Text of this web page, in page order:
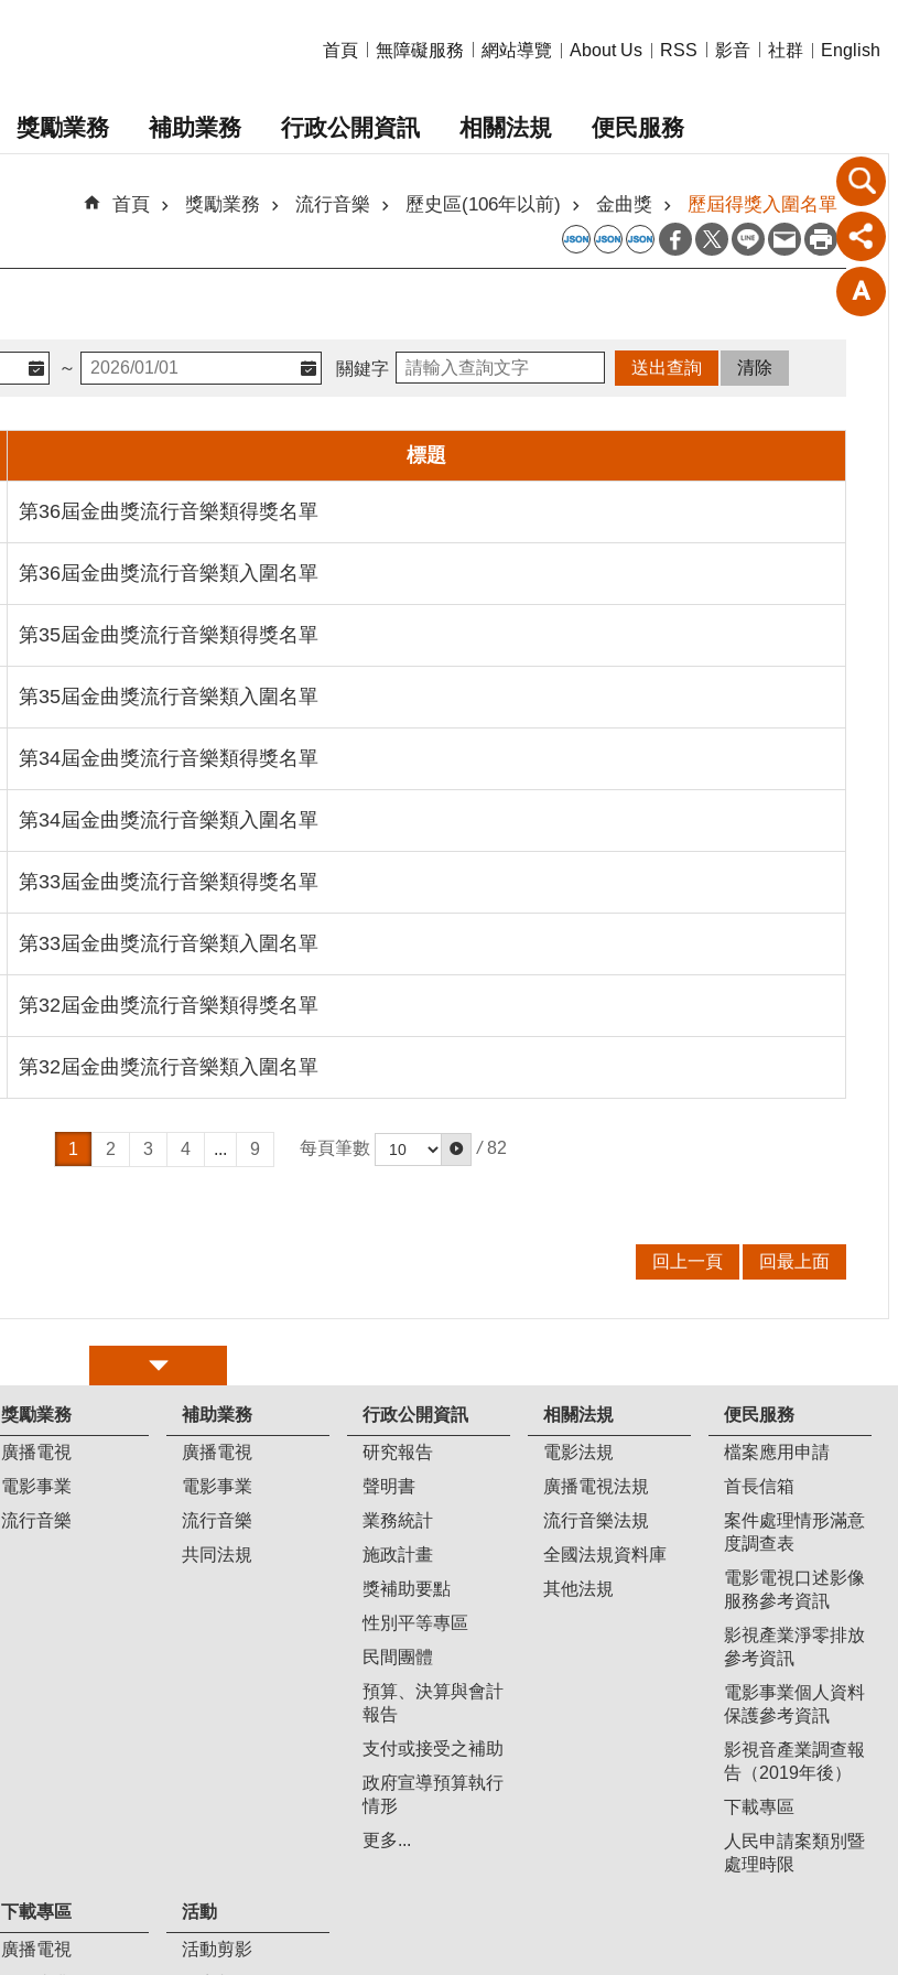
首頁 無障礙服務 網站導覽 About Us RSS 影音 社群 English
獎勵業務 補助業務 行政公開資訊 相關法規 便民服務
首頁 獎勵業務 流行音樂 歷史區(106年以前) 金曲獎 歷屆得獎入圍名單
～ 關鍵字
標題
第36屆金曲獎流行音樂類得獎名單
第36屆金曲獎流行音樂類入圍名單
第35屆金曲獎流行音樂類得獎名單
第35屆金曲獎流行音樂類入圍名單
第34屆金曲獎流行音樂類得獎名單
第34屆金曲獎流行音樂類入圍名單
第33屆金曲獎流行音樂類得獎名單
第33屆金曲獎流行音樂類入圍名單
第32屆金曲獎流行音樂類得獎名單
第32屆金曲獎流行音樂類入圍名單
1 2 3 4 ... 9 每頁筆數 / 82
回上一頁 回最上面
獎勵業務
廣播電視
電影事業
流行音樂
補助業務
廣播電視
電影事業
流行音樂
共同法規
行政公開資訊
研究報告
聲明書
業務統計
施政計畫
獎補助要點
性別平等專區
民間團體
預算、決算與會計
報告
支付或接受之補助
政府宣導預算執行
情形
更多...
相關法規
電影法規
廣播電視法規
流行音樂法規
全國法規資料庫
其他法規
便民服務
檔案應用申請
首長信箱
案件處理情形滿意
度調查表
電影電視口述影像
服務參考資訊
影視產業淨零排放
參考資訊
電影事業個人資料
保護參考資訊
影視音產業調查報
告（2019年後）
下載專區
人民申請案類別暨
處理時限
下載專區
廣播電視
活動
活動剪影